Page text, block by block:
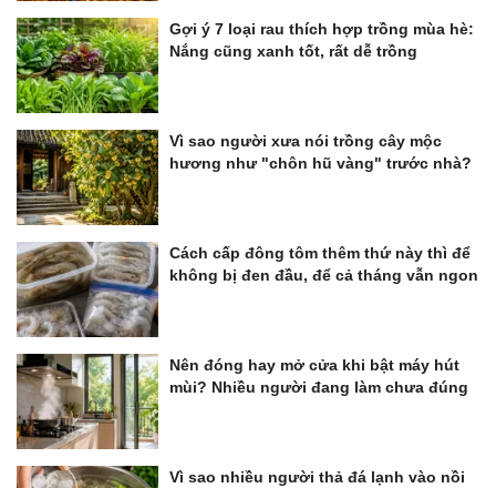
Gợi ý 7 loại rau thích hợp trồng mùa hè:
Nắng cũng xanh tốt, rất dễ trồng
Vì sao người xưa nói trồng cây mộc
hương như "chôn hũ vàng" trước nhà?
Cách cấp đông tôm thêm thứ này thì để
không bị đen đầu, để cả tháng vẫn ngon
Nên đóng hay mở cửa khi bật máy hút
mùi? Nhiều người đang làm chưa đúng
Vì sao nhiều người thả đá lạnh vào nồi